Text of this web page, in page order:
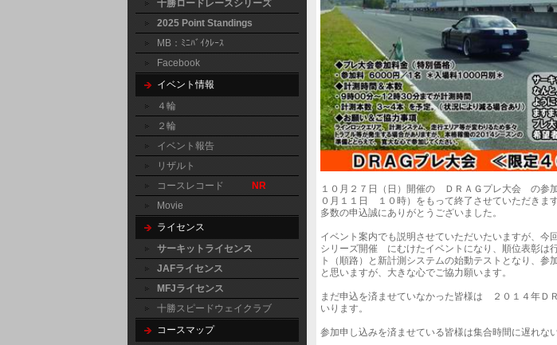
十勝ロードレースシリーズ
2025 Point Standings
MB：ﾐﾆﾊﾞｲｸﾚｰｽ
Facebook
イベント情報
４輪
２輪
イベント報告
リザルト
コースレコード
NR
Movie
ライセンス
サーキットライセンス
JAFライセンス
MFJライセンス
十勝スピードウェイクラブ
コースマップ
１０月２７日（日）開催の ＤＲＡＧプレ大会 の参
０月１１日 １０時）をもって終了させていただきます
多数の申込誠にありがとうございました。
イベント案内でも説明させていただいたいますが、
シリーズ開催 にむけたイベントになり、順位表彰は
ト（順路）と新計測システムの始動テストとなり、
と思いますが、大きな心でご協力願います。
まだ申込を済ませていなかった皆様は ２０１４年
いります。
参加申し込みを済ませている皆様は集合時間に遅れな